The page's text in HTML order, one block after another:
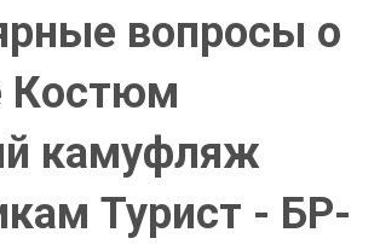
вопросы о
Костюм
камуфляж
Турист - БР-